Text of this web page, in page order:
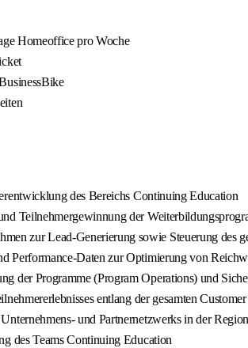
Homeoffice pro Woche
des Bereichs Continuing Education
Teilnehmergewinnung der
zur Lead-Generierung sowie Steuerung des
Performance-Daten zur Optimierung von
der Programme (Program Operations) und
entlang der gesamten
und Partnernetzwerks in der
des Teams Continuing Education